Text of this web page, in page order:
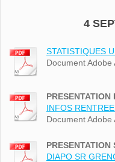
4
STATISTIQUES
Document Adobe
INFOS
Document Adobe
PRESENTATION
DIAPO SR